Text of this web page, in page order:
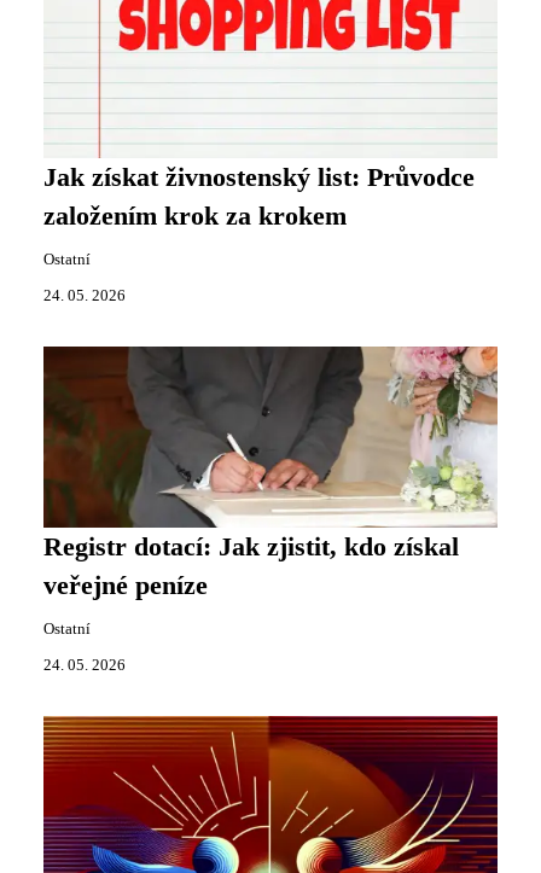
Jak získat živnostenský list: Průvodce
založením krok za krokem
Ostatní
24. 05. 2026
Registr dotací: Jak zjistit, kdo získal
veřejné peníze
Ostatní
24. 05. 2026